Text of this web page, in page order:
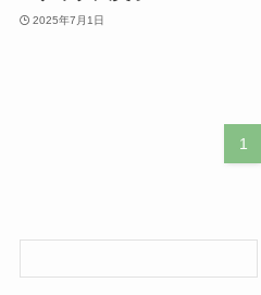
2025年7月1日
1